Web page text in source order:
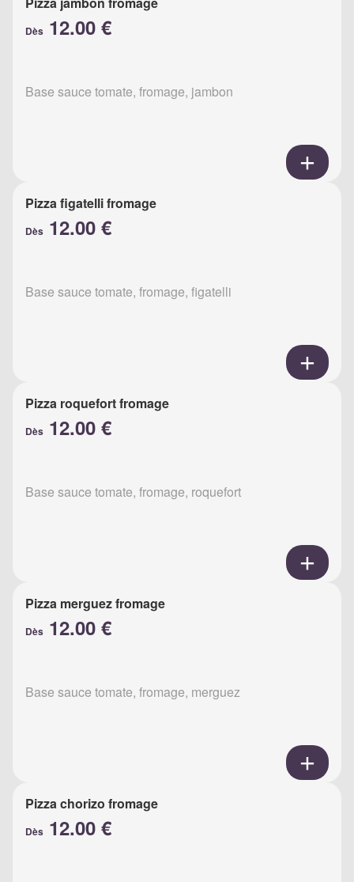
Dès 12.00 €
Base sauce tomate, fromage, jambon
Pizza figatelli fromage
Dès 12.00 €
Base sauce tomate, fromage, figatelli
Pizza roquefort fromage
Dès 12.00 €
Base sauce tomate, fromage, roquefort
Pizza merguez fromage
Dès 12.00 €
Base sauce tomate, fromage, merguez
Pizza chorizo fromage
Dès 12.00 €